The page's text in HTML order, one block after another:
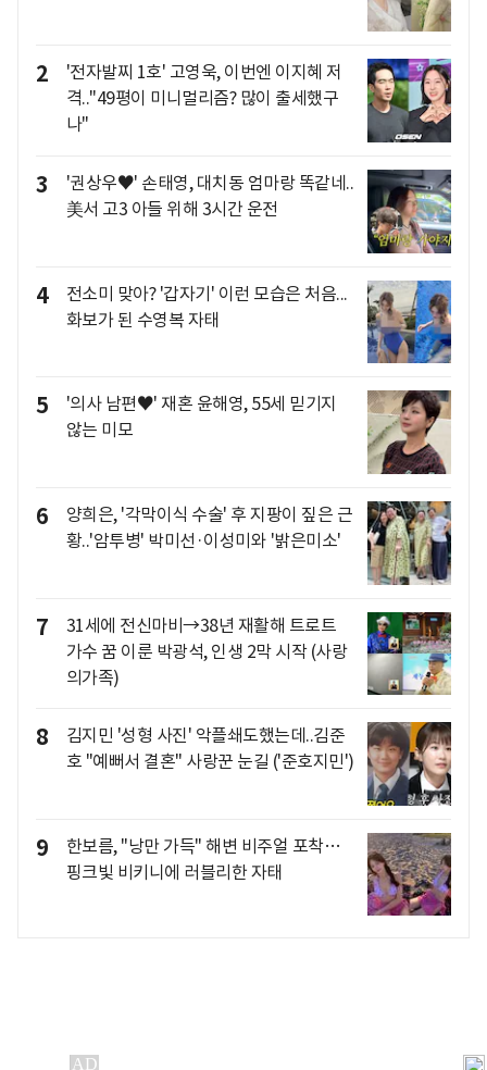
2
'전자발찌 1호' 고영욱, 이번엔 이지혜 저
격.."49평이 미니멀리즘? 많이 출세했구
나"
3
'권상우♥' 손태영, 대치동 엄마랑 똑같네..
美서 고3 아들 위해 3시간 운전
4
전소미 맞아? '갑자기' 이런 모습은 처음...
화보가 된 수영복 자태
5
'의사 남편♥' 재혼 윤해영, 55세 믿기지
않는 미모
6
양희은, '각막이식 수술' 후 지팡이 짚은 근
황..'암투병' 박미선·이성미와 '밝은미소'
7
31세에 전신마비→38년 재활해 트로트
가수 꿈 이룬 박광석, 인생 2막 시작 (사랑
의가족)
8
김지민 '성형 사진' 악플쇄도했는데..김준
호 "예뻐서 결혼" 사랑꾼 눈길 ('준호지민')
9
한보름, "낭만 가득" 해변 비주얼 포착…
핑크빛 비키니에 러블리한 자태